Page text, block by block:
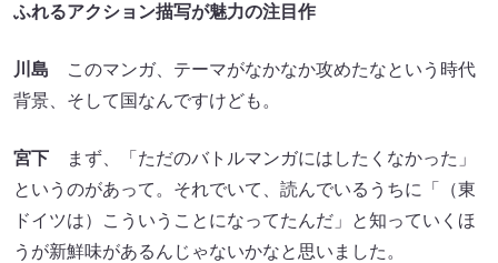
ふれるアクション描写が魅力の注目作
川島 このマンガ、テーマがなかなか攻めたなという時代
背景、そして国なんですけども。
宮下 まず、「ただのバトルマンガにはしたくなかった」
というのがあって。それでいて、読んでいるうちに「（東
ドイツは）こういうことになってたんだ」と知っていくほ
うが新鮮味があるんじゃないかなと思いました。